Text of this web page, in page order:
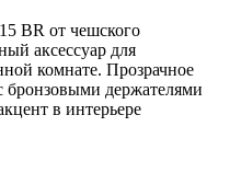
BR от чешского
аксессуар для
комнате. Прозрачное
бронзовыми держателями
в интерьере